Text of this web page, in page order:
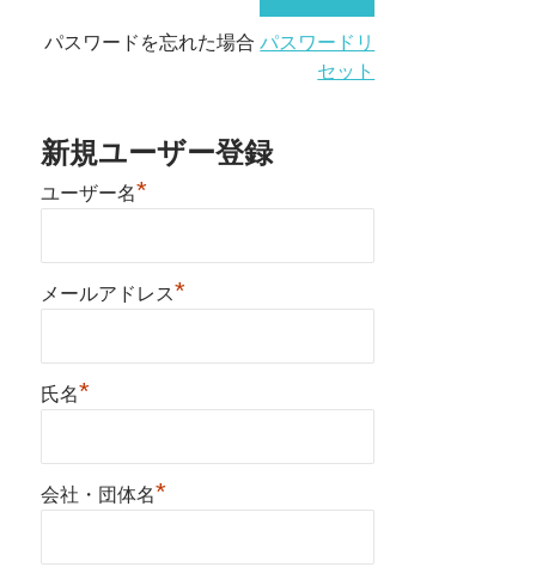
パスワードを忘れた場合パスワードリ
セット
新規ユーザー登録
ユーザー名*
メールアドレス*
氏名*
会社・団体名*